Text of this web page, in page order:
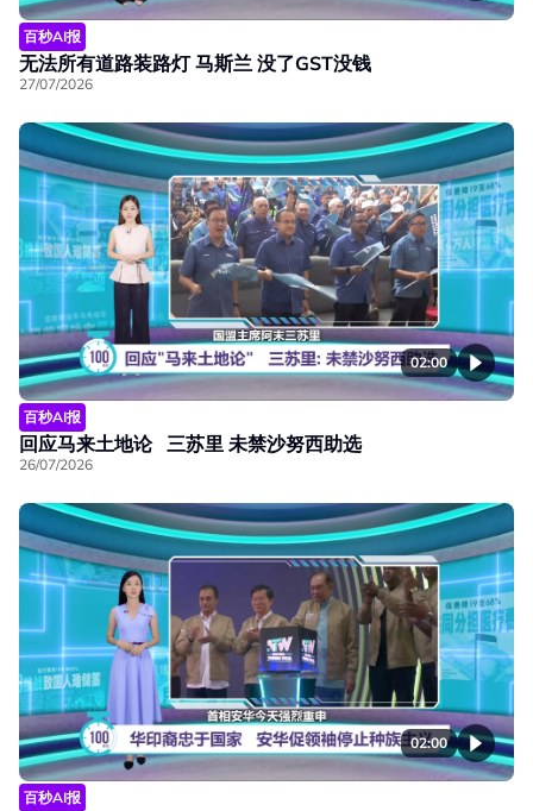
百秒AI报
无法所有道路装路灯 马斯兰 没了GST没钱
27/07/2026
02:00
百秒AI报
回应马来土地论 三苏里 未禁沙努西助选
26/07/2026
02:00
百秒AI报